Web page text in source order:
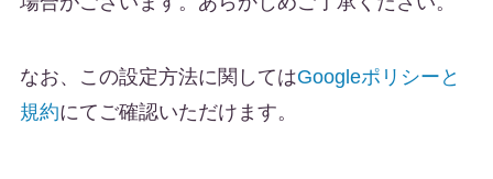
なお、この設定方法に関してはGoogleポリシーと
規約にてご確認いただけます。